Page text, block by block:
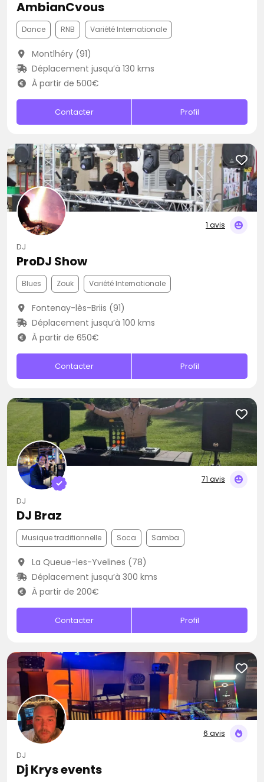
AmbianCvous
Dance RNB Variété Internationale
Montlhéry (91)
Déplacement jusqu’à 130 kms
À partir de 500€
Contacter Profil
1 avis
DJ
ProDJ Show
Blues Zouk Variété Internationale
Fontenay-lès-Briis (91)
Déplacement jusqu’à 100 kms
À partir de 650€
Contacter Profil
71 avis
DJ
DJ Braz
Musique traditionnelle Soca Samba
La Queue-les-Yvelines (78)
Déplacement jusqu’à 300 kms
À partir de 200€
Contacter Profil
6 avis
DJ
Dj Krys events